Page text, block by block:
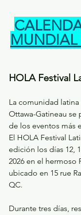
MUNDIAL
HOLA Festival
La comunidad
Ottawa-Gatineau se
de los eventos más
El HOLA Festival
edición los días 12,
2026 en el hermoso
ubicado en 15 rue
QC.
Durante tres días,